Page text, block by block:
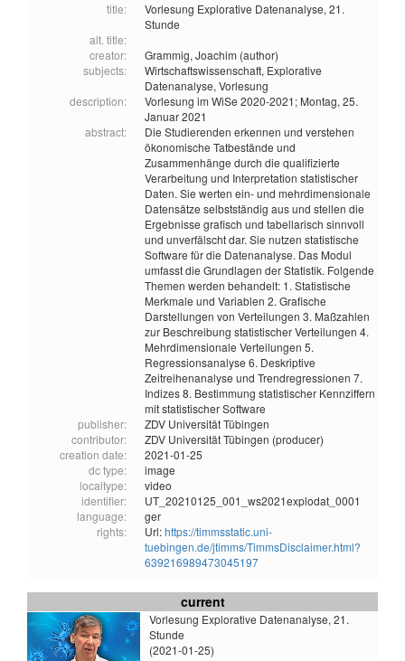
title:
Vorlesung Explorative Datenanalyse, 21.
Stunde
alt. title:
creator:
Grammig, Joachim (author)
subjects:
Wirtschaftswissenschaft, Explorative
Datenanalyse, Vorlesung
description:
Vorlesung im WiSe 2020-2021; Montag, 25.
Januar 2021
abstract:
Die Studierenden erkennen und verstehen
ökonomische Tatbestände und
Zusammenhänge durch die qualifizierte
Verarbeitung und Interpretation statistischer
Daten. Sie werten ein- und mehrdimensionale
Datensätze selbstständig aus und stellen die
Ergebnisse grafisch und tabellarisch sinnvoll
und unverfälscht dar. Sie nutzen statistische
Software für die Datenanalyse. Das Modul
umfasst die Grundlagen der Statistik. Folgende
Themen werden behandelt: 1. Statistische
Merkmale und Variablen 2. Grafische
Darstellungen von Verteilungen 3. Maßzahlen
zur Beschreibung statistischer Verteilungen 4.
Mehrdimensionale Verteilungen 5.
Regressionsanalyse 6. Deskriptive
Zeitreihenanalyse und Trendregressionen 7.
Indizes 8. Bestimmung statistischer Kennziffern
mit statistischer Software
publisher:
ZDV Universität Tübingen
contributor:
ZDV Universität Tübingen (producer)
creation date:
2021-01-25
dc type:
image
localtype:
video
identifier:
UT_20210125_001_ws2021explodat_0001
language:
ger
rights:
Url:https://timmsstatic.uni-
tuebingen.de/jtimms/TimmsDisclaimer.html?
639216989473045197
current
Vorlesung Explorative Datenanalyse, 21.
Stunde
(2021-01-25)